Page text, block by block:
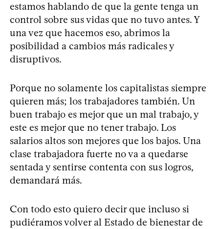
estamos hablando de que la gente tenga un
control sobre sus vidas que no tuvo antes. Y
una vez que hacemos eso, abrimos la
posibilidad a cambios más radicales y
disruptivos.
Porque no solamente los capitalistas siempre
quieren más; los trabajadores también. Un
buen trabajo es mejor que un mal trabajo, y
este es mejor que no tener trabajo. Los
salarios altos son mejores que los bajos. Una
clase trabajadora fuerte no va a quedarse
sentada y sentirse contenta con sus logros,
demandará más.
Con todo esto quiero decir que incluso si
pudiéramos volver al Estado de bienestar de